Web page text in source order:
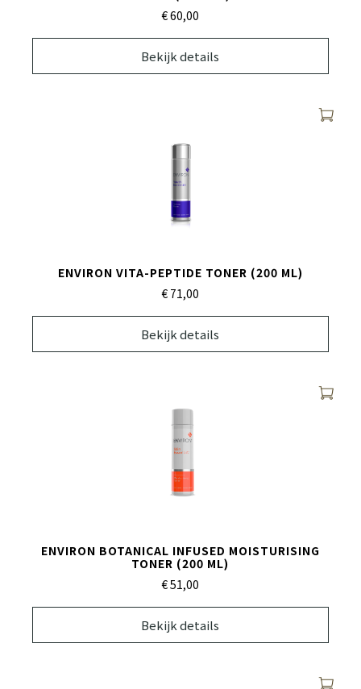
€ 60,00
Bekijk details
ENVIRON VITA-PEPTIDE TONER (200 ML)
€ 71,00
Bekijk details
ENVIRON BOTANICAL INFUSED MOISTURISING
TONER (200 ML)
€ 51,00
Bekijk details